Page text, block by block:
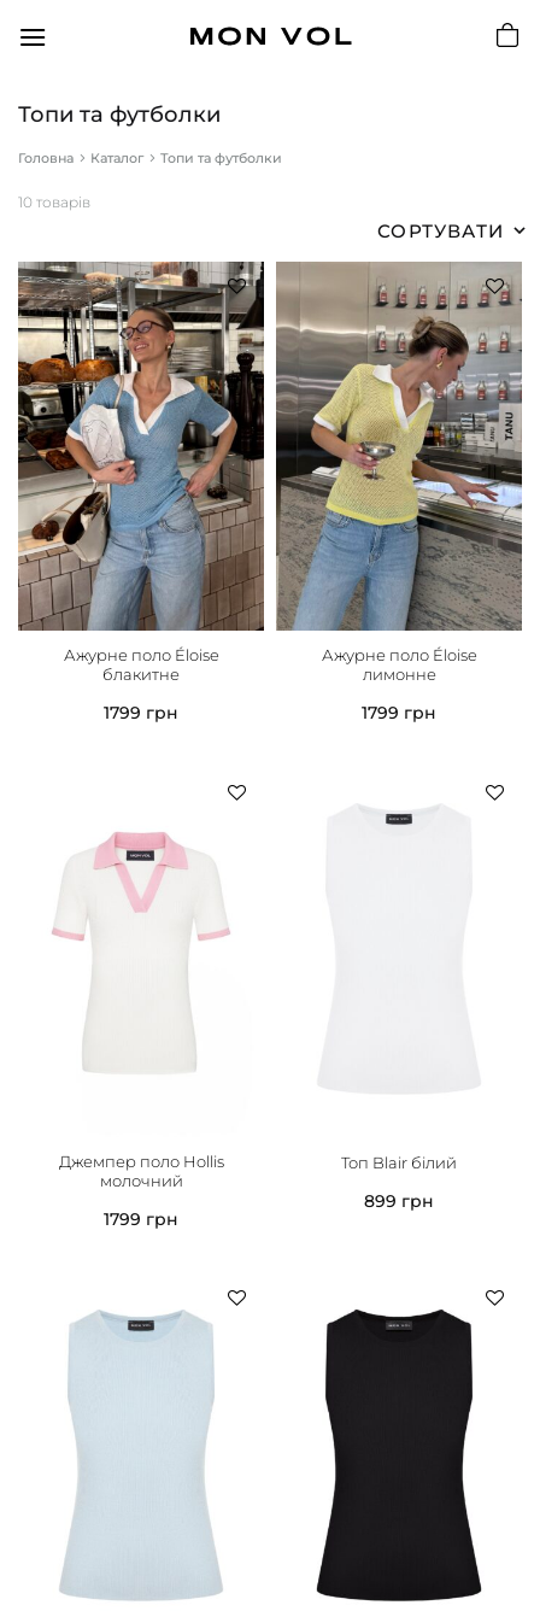
Топи та футболки
Головна Каталог Топи та футболки
10 товарів
СОРТУВАТИ
Ажурне поло Éloise
блакитне
1799 грн
Ажурне поло Éloise
лимонне
1799 грн
Джемпер поло Hollis
молочний
1799 грн
Топ Blair білий
899 грн